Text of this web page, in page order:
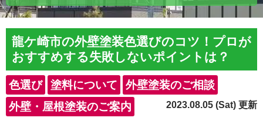
龍ケ崎市の外壁塗装色選びのコツ！プロが
おすすめする失敗しないポイントは？
色選び 塗料について
外壁塗装のご相談
外壁・屋根塗装のご案内
2023.08.05 (Sat) 更新